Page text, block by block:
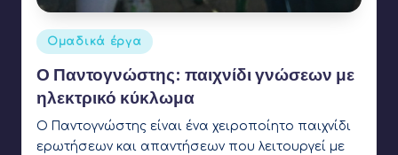
Αναρτήθηκε
σε
Ομαδικά έργα
Ο Παντογνώστης: παιχνίδι γνώσεων με
ηλεκτρικό κύκλωμα
Ο Παντογνώστης είναι ένα χειροποίητο παιχνίδι
ερωτήσεων και απαντήσεων που λειτουργεί με